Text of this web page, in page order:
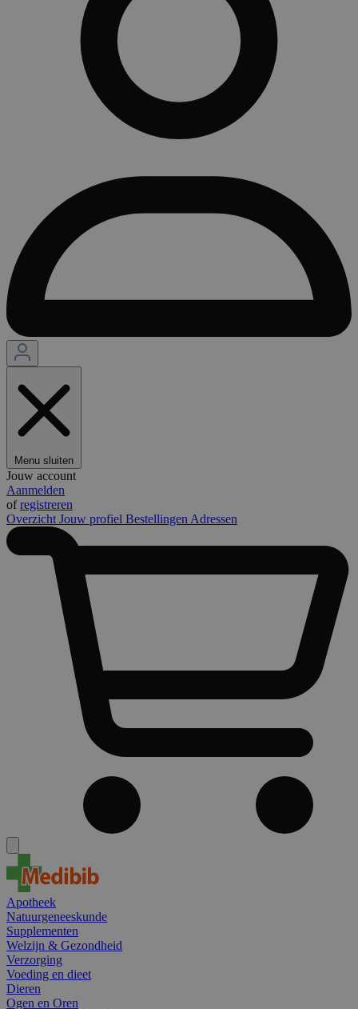
Menu sluiten
Jouw account
Aanmelden
ofregistreren
Overzicht Jouw profiel Bestellingen Adressen
Apotheek
Natuurgeneeskunde
Supplementen
Welzijn & Gezondheid
Verzorging
Voeding en dieet
Dieren
Ogen en Oren